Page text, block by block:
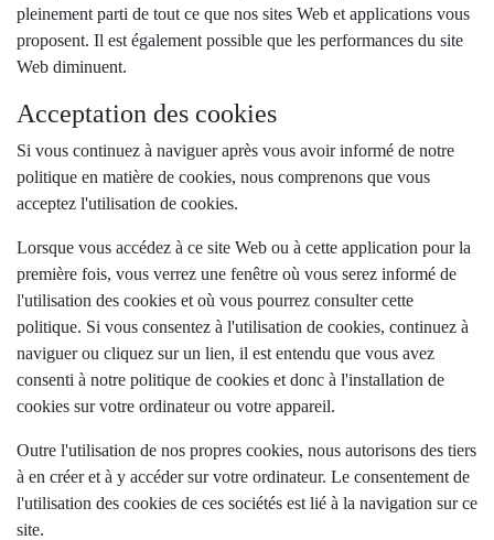
pleinement parti de tout ce que nos sites Web et applications vous
proposent. Il est également possible que les performances du site
Web diminuent.
Acceptation des cookies
Si vous continuez à naviguer après vous avoir informé de notre
politique en matière de cookies, nous comprenons que vous
acceptez l'utilisation de cookies.
Lorsque vous accédez à ce site Web ou à cette application pour la
première fois, vous verrez une fenêtre où vous serez informé de
l'utilisation des cookies et où vous pourrez consulter cette
politique. Si vous consentez à l'utilisation de cookies, continuez à
naviguer ou cliquez sur un lien, il est entendu que vous avez
consenti à notre politique de cookies et donc à l'installation de
cookies sur votre ordinateur ou votre appareil.
Outre l'utilisation de nos propres cookies, nous autorisons des tiers
à en créer et à y accéder sur votre ordinateur. Le consentement de
l'utilisation des cookies de ces sociétés est lié à la navigation sur ce
site.